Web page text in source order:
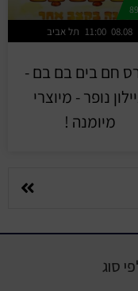
תל אביב 11:00 08.08
חם בים בם בם -
נופר - מיוצרי
מיומנה !
סוג